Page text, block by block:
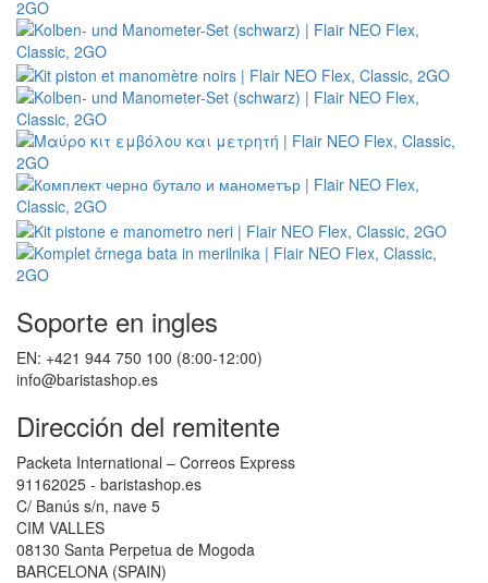
Soporte en ingles
EN: +421 944 750 100 (8:00-12:00)
info@baristashop.es
Dirección del remitente
Packeta International – Correos Express
91162025 - baristashop.es
C/ Banús s/n, nave 5
CIM VALLES
08130 Santa Perpetua de Mogoda
BARCELONA (SPAIN)